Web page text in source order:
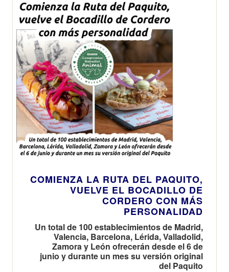
COMIENZA LA RUTA DEL PAQUITO,
VUELVE EL BOCADILLO DE
CORDERO CON MÁS
PERSONALIDAD
Un total de 100 establecimientos de Madrid,
Valencia, Barcelona, Lérida, Valladolid,
Zamora y León ofrecerán desde el 6 de
junio y durante un mes su versión original
del Paquito